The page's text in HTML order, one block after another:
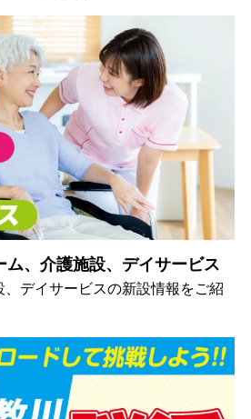
ム、介護施設、デイサービス
デイサービスの新設情報をご紹